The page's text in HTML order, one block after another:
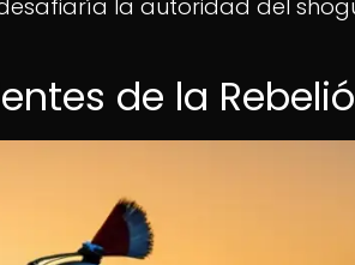
la autoridad del
de la